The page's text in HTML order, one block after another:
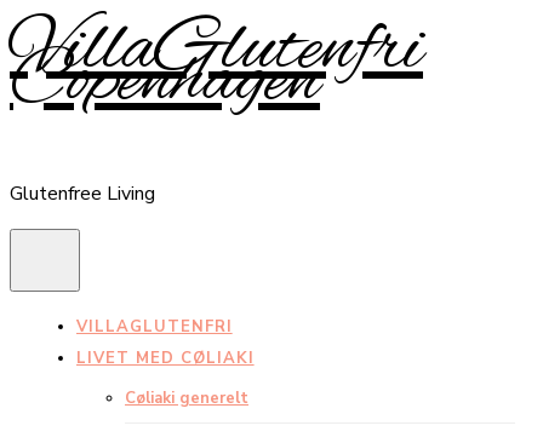
VillaGlutenfri
Copenhagen
Glutenfree Living
VILLAGLUTENFRI
LIVET MED CØLIAKI
Cøliaki generelt